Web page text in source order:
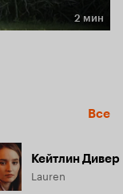
2 мин
Все
Кейтлин Дивер
Lauren